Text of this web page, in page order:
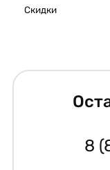
Скидки
8